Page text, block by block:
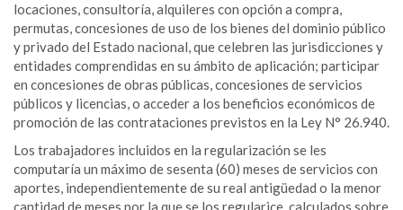
locaciones, consultoría, alquileres con opción a compra,
permutas, concesiones de uso de los bienes del dominio público
y privado del Estado nacional, que celebren las jurisdicciones y
entidades comprendidas en su ámbito de aplicación; participar
en concesiones de obras públicas, concesiones de servicios
públicos y licencias, o acceder a los beneficios económicos de
promoción de las contrataciones previstos en la Ley N° 26.940.
Los trabajadores incluidos en la regularización se les
computaría un máximo de sesenta (60) meses de servicios con
aportes, independientemente de su real antigüedad o la menor
cantidad de meses por la que se los regularice, calculados sobre